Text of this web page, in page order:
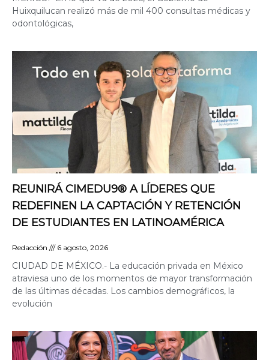
Huixquilucan realizó más de mil 400 consultas médicas y
odontológicas,
REUNIRÁ CIMEDU9®️ A LÍDERES QUE
REDEFINEN LA CAPTACIÓN Y RETENCIÓN
DE ESTUDIANTES EN LATINOAMÉRICA
Redacción 6 agosto, 2026
CIUDAD DE MÉXICO.- La educación privada en México
atraviesa uno de los momentos de mayor transformación
de las últimas décadas. Los cambios demográficos, la
evolución